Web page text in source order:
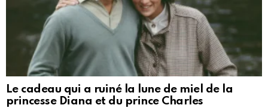
Le cadeau qui a ruiné la lune de miel de la
princesse Diana et du prince Charles